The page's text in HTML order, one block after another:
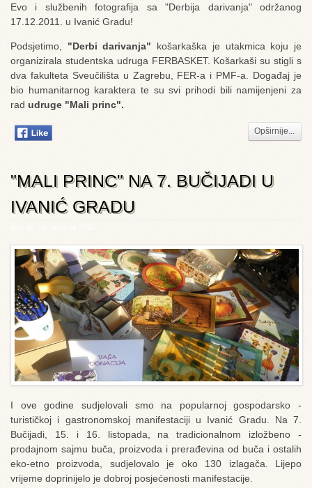
Evo i službenih fotografija sa "Derbija darivanja" održanog
17.12.2011. u Ivanić Gradu!
Podsjetimo, "Derbi darivanja" košarkaška je utakmica koju je
organizirala studentska udruga FERBASKET. Košarkaši su stigli s
dva fakulteta Sveučilišta u Zagrebu, FER-a i PMF-a. Događaj je
bio humanitarnog karaktera te su svi prihodi bili namijenjeni za
rad udruge "Mali princ".
Opširnije...
"MALI PRINC" NA 7. BUČIJADI U
IVANIĆ GRADU
I ove godine sudjelovali smo na popularnoj gospodarsko -
turističkoj i gastronomskoj manifestaciji u Ivanić Gradu. Na 7.
Bučijadi, 15. i 16. listopada, na tradicionalnom izložbeno -
prodajnom sajmu buča, proizvoda i prerađevina od buča i ostalih
eko-etno proizvoda, sudjelovalo je oko 130 izlagača. Lijepo
vrijeme doprinijelo je dobroj posjećenosti manifestacije.